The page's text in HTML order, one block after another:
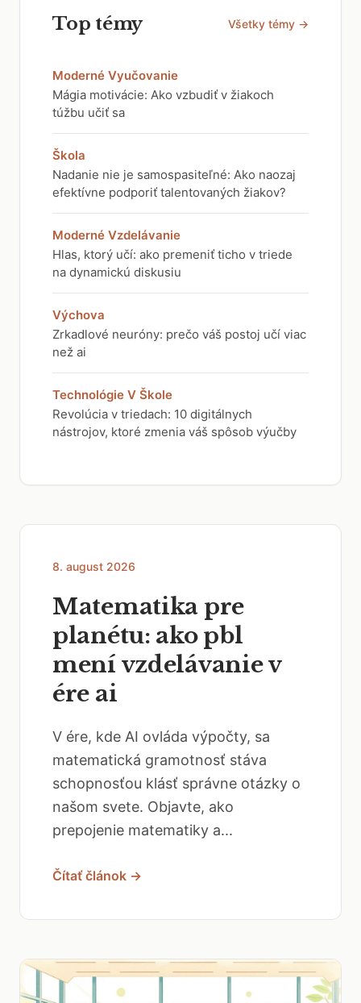
Top témy Všetky témy →
Moderné Vyučovanie
Mágia motivácie: Ako vzbudiť v žiakoch
túžbu učiť sa
Škola
Nadanie nie je samospasiteľné: Ako naozaj
efektívne podporiť talentovaných žiakov?
Moderné Vzdelávanie
Hlas, ktorý učí: ako premeniť ticho v triede
na dynamickú diskusiu
Výchova
Zrkadlové neuróny: prečo váš postoj učí viac
než ai
Technológie V Škole
Revolúcia v triedach: 10 digitálnych
nástrojov, ktoré zmenia váš spôsob výučby
8. august 2026
Matematika pre
planétu: ako pbl
mení vzdelávanie v
ére ai
V ére, kde AI ovláda výpočty, sa
matematická gramotnosť stáva
schopnosťou klásť správne otázky o
našom svete. Objavte, ako
prepojenie matematiky a...
Čítať článok →